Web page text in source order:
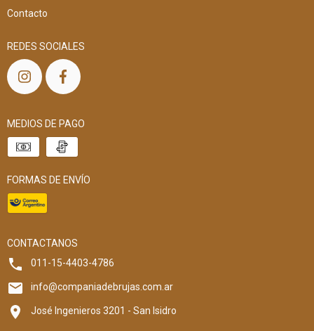
Contacto
REDES SOCIALES
MEDIOS DE PAGO
FORMAS DE ENVÍO
CONTACTANOS
011-15-4403-4786
info@companiadebrujas.com.ar
José Ingenieros 3201 - San Isidro